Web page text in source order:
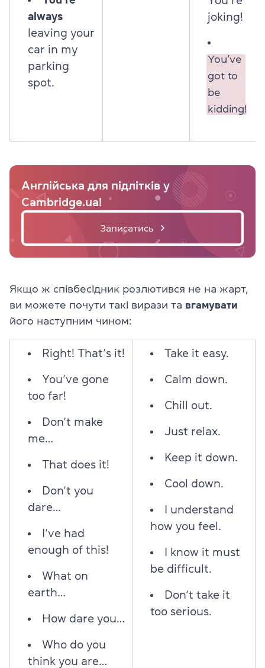
always
leaving your
car in my
parking
spot.
joking!
You’ve
got to
be
kidding!
Англійська для підлітків у
Cambridge.ua!
Записатись
Якщо ж співбесідник розлютився не на жарт,
ви можете почути такі вирази та вгамувати
його наступним чином:
Right! That’s it!
You’ve gone
too far!
Don’t make
me…
That does it!
Don’t you
dare…
I’ve had
enough of this!
What on
earth…
How dare you…
Who do you
think you are…
Take it easy.
Calm down.
Chill out.
Just relax.
Keep it down.
Cool down.
I understand
how you feel.
I know it must
be difficult.
Don’t take it
too serious.